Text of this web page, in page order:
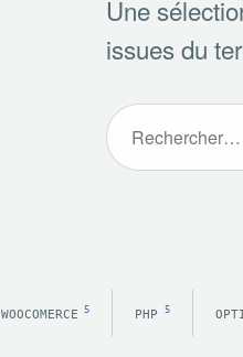
Une
issues du
Rechercher :
WOOCOMERCE 5 PHP 5